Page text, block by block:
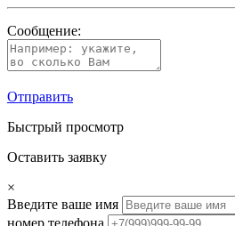
Сообщение:
Отправить
Быстрый просмотр
Оставить заявку
×
Введите ваше имя
номер телефона